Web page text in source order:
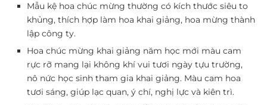
Mẫu kệ hoa chúc mừng thường có kích thước siêu to
khủng, thích hợp làm hoa khai giảng, hoa mừng thành
lập công ty.
Hoa chúc mừng khai giảng năm học mới màu cam
rực rỡ mang lại không khí vui tươi ngày tựu trường,
nô nức học sinh tham gia khai giảng. Màu cam hoa
tươi sáng, giúp lạc quan, ý chí, nghị lực và kiên trì.